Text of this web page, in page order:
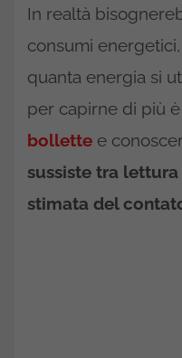
In realtà
consumi
quanta energia si
per capirne di più è
bollette e
sussiste tra
stimata del